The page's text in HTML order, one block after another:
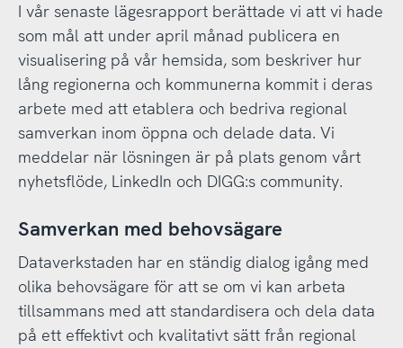
I vår senaste lägesrapport berättade vi att vi hade
som mål att under april månad publicera en
visualisering på vår hemsida, som beskriver hur
lång regionerna och kommunerna kommit i deras
arbete med att etablera och bedriva regional
samverkan inom öppna och delade data. Vi
meddelar när lösningen är på plats genom vårt
nyhetsflöde, LinkedIn och DIGG:s community.
Samverkan med behovsägare
Dataverkstaden har en ständig dialog igång med
olika behovsägare för att se om vi kan arbeta
tillsammans med att standardisera och dela data
på ett effektivt och kvalitativt sätt från regional